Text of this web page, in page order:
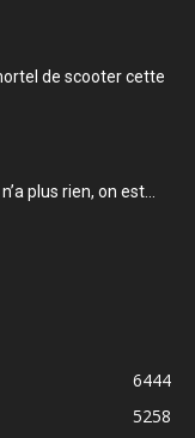
de scooter cette
plus rien, on est...
6444
5258